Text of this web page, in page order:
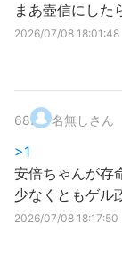
まあ壺信にした
2026/07/08 18:01:48
68. 名無しさん
>1
安倍ちゃんが存
少なくともゲル
2026/07/08 18:17:50